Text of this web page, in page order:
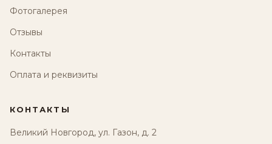
Фотогалерея
Отзывы
Контакты
Оплата и реквизиты
КОНТАКТЫ
Великий Новгород, ул. Газон, д. 2